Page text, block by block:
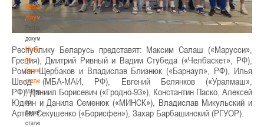
Регламентирующие
документы
Регламентирующие
документы
Материалы
по
баскетбольной
статистике
Материалы
по
баскетбольной
статистике
Республику Беларусь представят: Максим Салаш («Марусси»,
Греция), Дмитрий Ривный и Вадим Стубеда («Челбаскет», РФ),
Роман Щербаков и Владислав Близнюк («Барнаул», РФ), Илья
Швед (МБА-МАИ, РФ), Евгений Белянков («Уралмаш»,
РФ), Даниил Борисевич («Гродно-93»), Константин Паско, Алексей
Юдкин и Данила Семенюк («МИНСК»), Владислав Микульский и
Артем Секушенко («Борисфен»), Захар Барбашинский (РГУОР).